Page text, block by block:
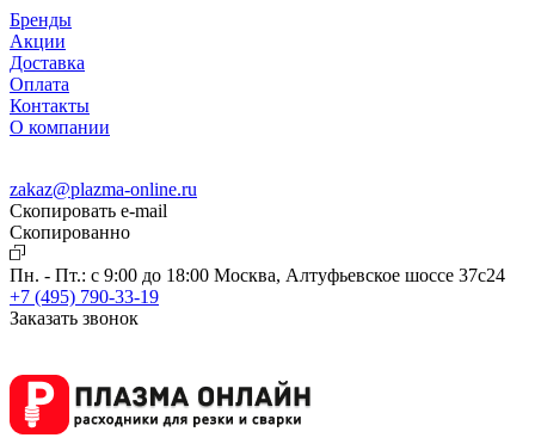
Бренды
Акции
Доставка
Оплата
Контакты
О компании
zakaz@plazma-online.ru
Скопировать e-mail
Cкопированно
Пн. - Пт.: с 9:00 до 18:00 Москва, Алтуфьевское шоссе 37с24
+7 (495) 790-33-19
Заказать звонок